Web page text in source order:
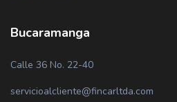
Bucaramanga
Calle 36 No. 22-40
servicioalcliente@fincarltda.com